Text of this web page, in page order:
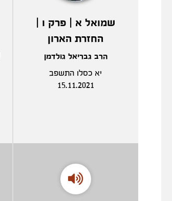
שמואל א | פרק ו |
החזרת הארון
הרב גבריאל גולדמן
יא כסלו התשפב
15.11.2021